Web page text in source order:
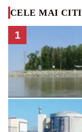
CELE MAI
1